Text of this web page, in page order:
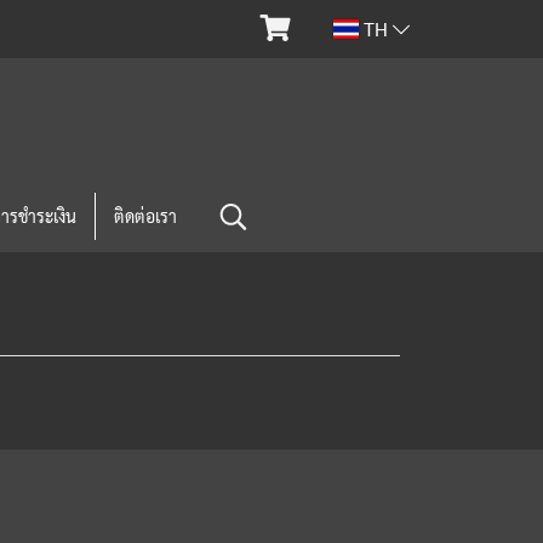
TH
รชำระเงิน ติดต่อเรา